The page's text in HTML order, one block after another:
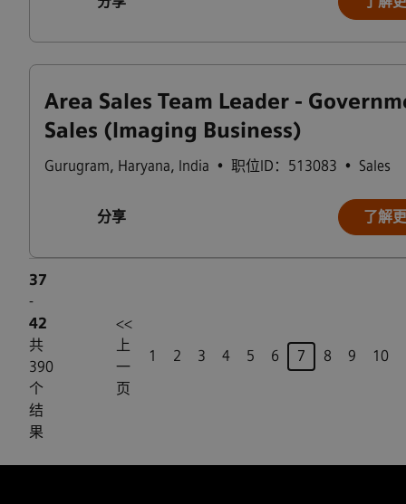
Area Sales Team Leader -
Sales (Imaging Business)
Gurugram, Haryana, India • 职位ID：513083 • Sales
分享 了解
37
-
42
共
390
个
结
果
<<
上
一
页
1 2 3 4 5 6 页
7 8 9 10